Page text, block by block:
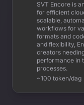
SVT Encore is
for efficient
scalable,
workflows for
formats and
and flexibility,
creators
performance in
processes.
~100 token/dag